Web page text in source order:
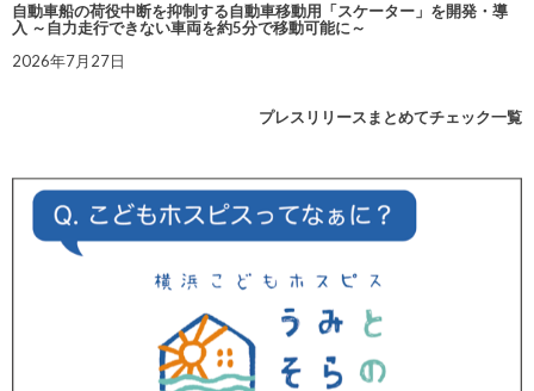
自動車船の荷役中断を抑制する自動車移動用「スケーター」を開発・導
入 ～自力走行できない車両を約5分で移動可能に～
2026年7月27日
プレスリリースまとめてチェック一覧